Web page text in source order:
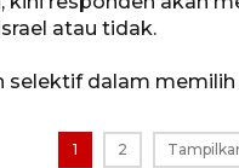
atau tidak.
selektif dalam
1 2